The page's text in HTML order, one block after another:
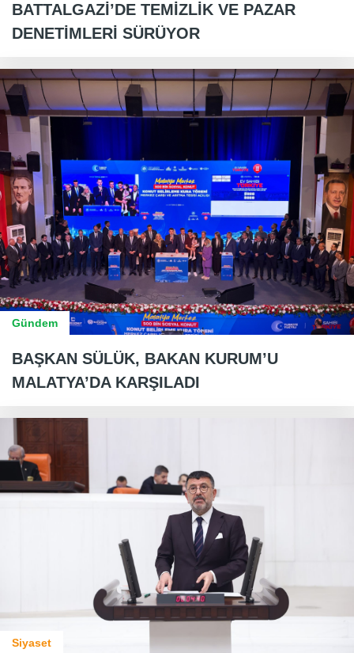
BATTALGAZİ’DE TEMİZLİK VE PAZAR
DENETİMLERİ SÜRÜYOR
Gündem
BAŞKAN SÜLÜK, BAKAN KURUM’U
MALATYA’DA KARŞILADI
Siyaset